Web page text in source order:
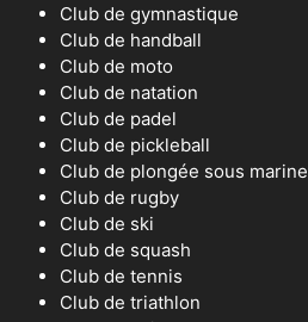
Club de gymnastique
Club de handball
Club de moto
Club de natation
Club de padel
Club de pickleball
Club de plongée sous marine
Club de rugby
Club de ski
Club de squash
Club de tennis
Club de triathlon